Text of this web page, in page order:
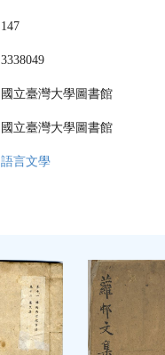
147
3338049
國立臺灣大學圖書館
國立臺灣大學圖書館
語言文學